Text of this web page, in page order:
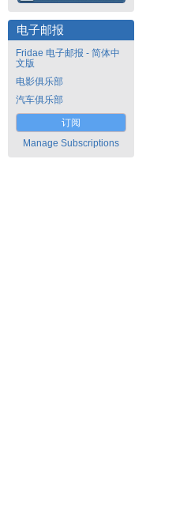
电子邮报
Fridae 电子邮报 - 简体中
文版
电影俱乐部
汽车俱乐部
订阅
Manage Subscriptions